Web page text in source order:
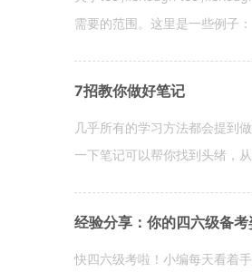
需要的范围。这里是一些例子
7招教你做好笔记
几乎所有的学习方法都会提到
一下笔记可以帮你找到头绪，从
经验分享：你的四六级备考
快四六级考啦！小编每天看着